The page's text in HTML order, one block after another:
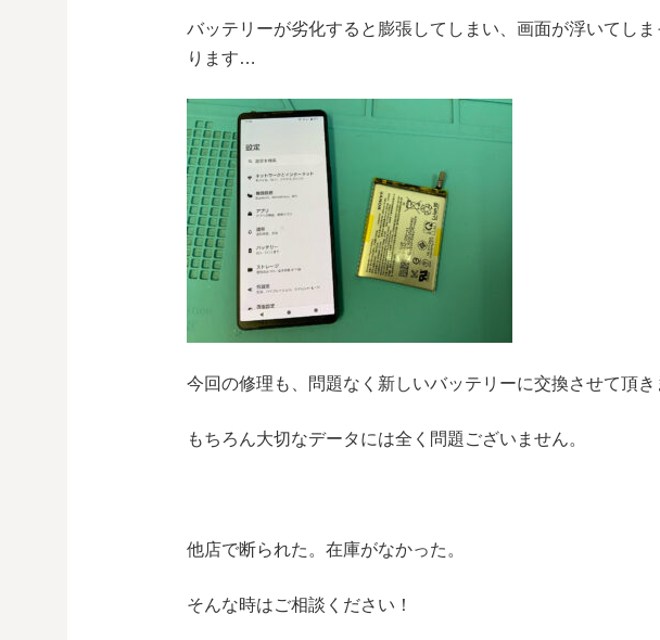
バッテリーが劣化すると膨張してしまい、画面が浮いてし
ります…
今回の修理も、問題なく新しいバッテリーに交換させて頂き
もちろん大切なデータには全く問題ございません。
他店で断られた。在庫がなかった。
そんな時はご相談ください！